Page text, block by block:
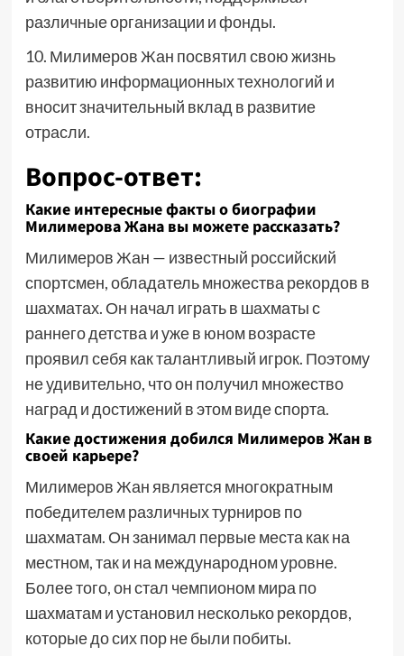
различные организации и фонды.
10. Милимеров Жан посвятил свою жизнь
развитию информационных технологий и
вносит значительный вклад в развитие
отрасли.
Вопрос-ответ:
Какие интересные факты о биографии
Милимерова Жана вы можете рассказать?
Милимеров Жан — известный российский
спортсмен, обладатель множества рекордов в
шахматах. Он начал играть в шахматы с
раннего детства и уже в юном возрасте
проявил себя как талантливый игрок. Поэтому
не удивительно, что он получил множество
наград и достижений в этом виде спорта.
Какие достижения добился Милимеров Жан в
своей карьере?
Милимеров Жан является многократным
победителем различных турниров по
шахматам. Он занимал первые места как на
местном, так и на международном уровне.
Более того, он стал чемпионом мира по
шахматам и установил несколько рекордов,
которые до сих пор не были побиты.